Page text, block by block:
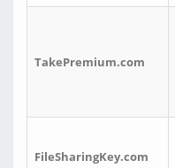
TakePremium.com
FileSharingKey.com